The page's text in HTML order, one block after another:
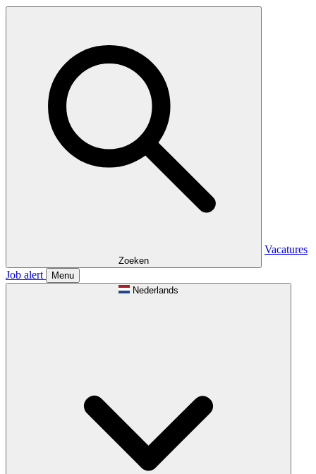
Zoeken
Vacatures
Job alert
Menu
Nederlands